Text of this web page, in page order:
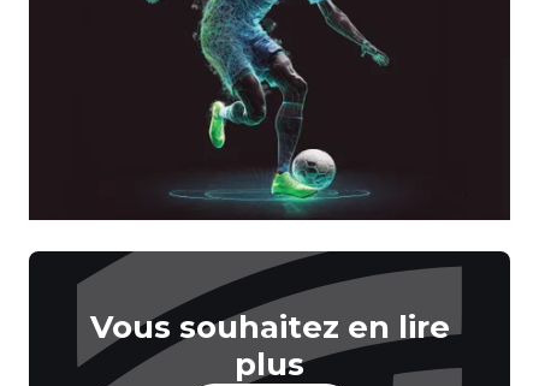
Vous souhaitez en lire
plus